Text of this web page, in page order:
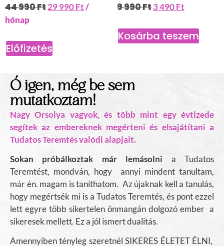
44 990Ft29 990Ft/
hónap
Előfizetés
9 990Ft3 490Ft
Kosárba teszem
Ó igen, még be sem
mutatkoztam!
Nagy Orsolya vagyok, és több mint egy évtizede
segítek az embereknek megérteni és elsajátítani a
Tudatos Teremtés valódi alapjait.
Sokan próbálkoztak már lemásolni a Tudatos
Teremtést, mondván, hogy annyi mindent tanultam,
már én. magam is taníthatom. Az újaknak kell a tanulás,
hogy megértsék mi is a Tudatos Teremtés, és pont ezzel
lett egyre több sikertelen önmangán dolgozó ember a
sikeresek mellett. Ez a jól ismert dualitás.
Amennyiben tényleg szeretnél SIKERES ÉLETET ÉLNI,